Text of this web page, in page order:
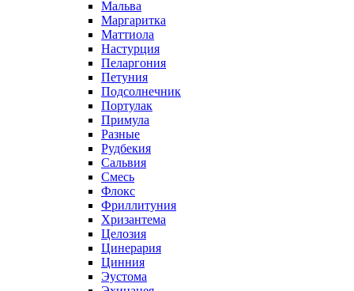
Мальва
Маргаритка
Маттиола
Настурция
Пеларгония
Петуния
Подсолнечник
Портулак
Примула
Разные
Рудбекия
Сальвия
Смесь
Флокс
Фриллитуния
Хризантема
Целозия
Цинерария
Цинния
Эустома